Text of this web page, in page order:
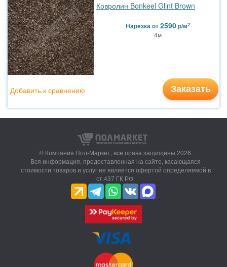
Ковролин Bonkeel Glint Brown
Нарезкаот2590р/м2
4м
Заказать
Добавить к сравнению
© Компания Пол-Маркет, все права защищены 2026.
Вся информация, предоставленная на сайте, касающаяся
стоимости товаров и услуг не является офертой определяемой в
ст.437 ГК РФ.